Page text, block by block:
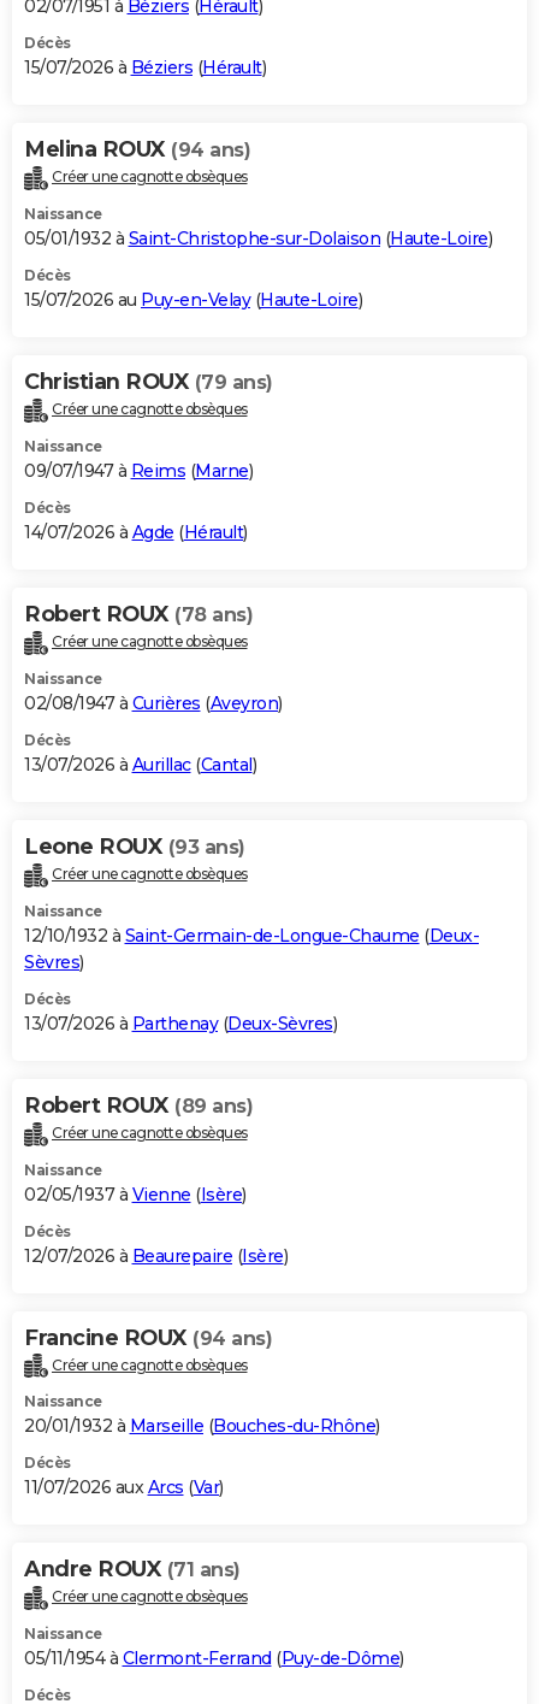
02/07/1951 à Béziers (Hérault)
Décès
15/07/2026 à Béziers (Hérault)
Melina ROUX (94 ans)
Créer une cagnotte obsèques
Naissance
05/01/1932 à Saint-Christophe-sur-Dolaison (Haute-Loire)
Décès
15/07/2026 au Puy-en-Velay(Haute-Loire)
Christian ROUX (79 ans)
Créer une cagnotte obsèques
Naissance
09/07/1947 à Reims (Marne)
Décès
14/07/2026 à Agde (Hérault)
Robert ROUX (78 ans)
Créer une cagnotte obsèques
Naissance
02/08/1947 à Curières (Aveyron)
Décès
13/07/2026 à Aurillac(Cantal)
Leone ROUX (93 ans)
Créer une cagnotte obsèques
Naissance
12/10/1932 à Saint-Germain-de-Longue-Chaume (Deux-
Sèvres)
Décès
13/07/2026 à Parthenay(Deux-Sèvres)
Robert ROUX (89 ans)
Créer une cagnotte obsèques
Naissance
02/05/1937 à Vienne (Isère)
Décès
12/07/2026 à Beaurepaire (Isère)
Francine ROUX (94 ans)
Créer une cagnotte obsèques
Naissance
20/01/1932 à Marseille (Bouches-du-Rhône)
Décès
11/07/2026 auxArcs (Var)
Andre ROUX (71 ans)
Créer une cagnotte obsèques
Naissance
05/11/1954 à Clermont-Ferrand (Puy-de-Dôme)
Décès